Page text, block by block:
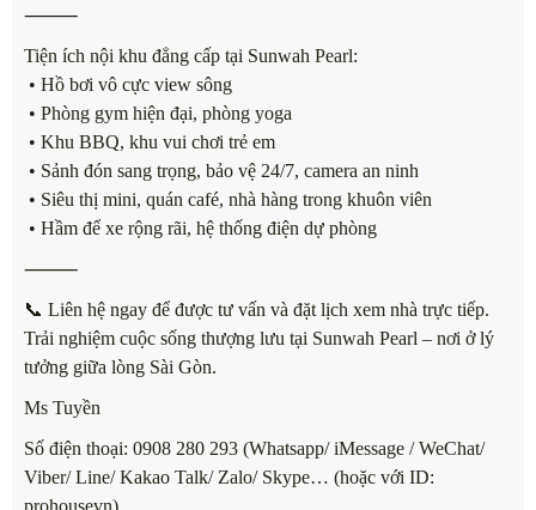
⸻
Tiện ích nội khu đẳng cấp tại Sunwah Pearl:
• Hồ bơi vô cực view sông
• Phòng gym hiện đại, phòng yoga
• Khu BBQ, khu vui chơi trẻ em
• Sảnh đón sang trọng, bảo vệ 24/7, camera an ninh
• Siêu thị mini, quán café, nhà hàng trong khuôn viên
• Hầm để xe rộng rãi, hệ thống điện dự phòng
⸻
📞 Liên hệ ngay để được tư vấn và đặt lịch xem nhà trực tiếp.
Trải nghiệm cuộc sống thượng lưu tại Sunwah Pearl – nơi ở lý
tưởng giữa lòng Sài Gòn.
Ms Tuyền
Số điện thoại: 0908 280 293 (Whatsapp/ iMessage / WeChat/
Viber/ Line/ Kakao Talk/ Zalo/ Skype… (hoặc với ID: